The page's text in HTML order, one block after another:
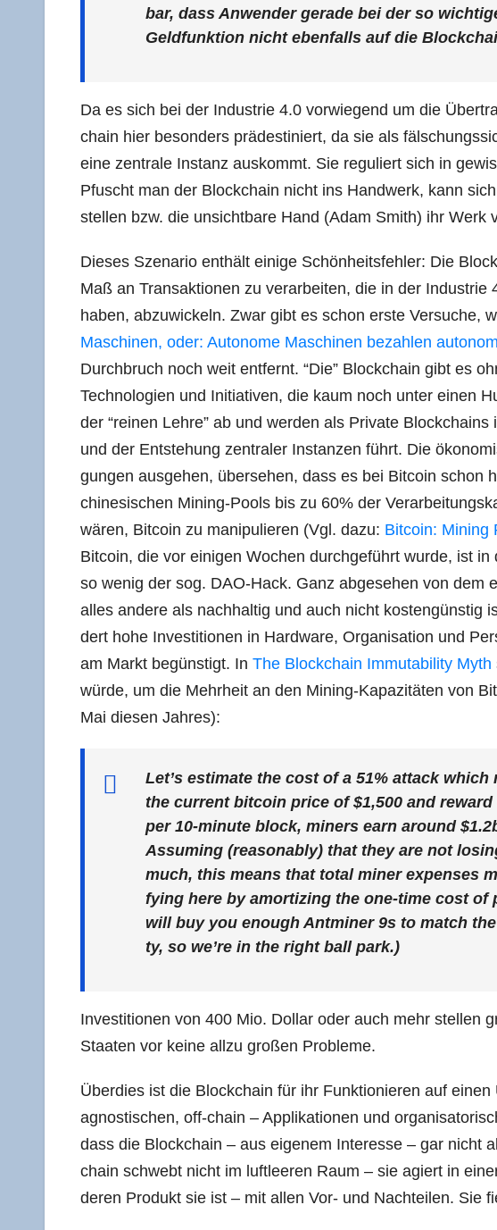
bar, dass Anwen­der gera­de bei der so
Geld­funk­ti­on nicht eben­falls auf die
Da es sich bei der Indus­trie 4.0 vor­wie­gend um die
chain hier beson­ders prä­de­sti­niert, da sie als
eine zen­tra­le Instanz aus­kommt. Sie regu­liert sich in
Pfuscht man der Block­chain nicht ins Hand­werk, kann
stel­len bzw. die unsicht­ba­re Hand (Adam Smith) ihr Werk
Die­ses Sze­na­rio ent­hält eini­ge Schön­heits­feh­ler: Die
Maß an Trans­ak­tio­nen zu ver­ar­bei­ten, die in der
haben, abzu­wi­ckeln. Zwar gibt es schon ers­te Ver­su­che,
Maschi­nen, oder: Auto­no­me Maschi­nen bezah­len
Durch­bruch noch weit ent­fernt. “Die” Block­chain gibt es
Tech­no­lo­gien und Initia­ti­ven, die kaum noch unter einen
der “rei­nen Leh­re” ab und wer­den als Pri­va­te
und der Ent­ste­hung zen­tra­ler Instan­zen führt. Die
gun­gen aus­ge­hen, über­se­hen, dass es bei Bit­co­in schon
chi­ne­si­schen Mining-Pools bis zu 60% der
wären, Bit­co­in zu mani­pu­lie­ren (Vgl. dazu: Bit­co­in: Mining
Bit­co­in, die vor eini­gen Wochen durch­ge­führt wur­de, ist
so wenig der sog. DAO-Hack. Ganz abge­se­hen von dem
alles ande­re als nach­hal­tig und auch nicht
dert hohe Inves­ti­tio­nen in Hard­ware, Orga­ni­sa­ti­on und
am Markt begüns­tigt. In The Block­chain Immu­ta­bi­li­ty Myth
wür­de, um die Mehr­heit an den Mining-Kapa­zi­tä­ten von
Mai die­sen Jahres):
Let’s esti­ma­te the cost of a 51% attack
the cur­rent bit­co­in pri­ce of $1,500 and
per 10-minu­te block, miners earn around
Assum­ing (reason­ab­ly) that they are not
much, this means that total miner expen­ses
fy­ing here by amor­tiz­ing the one-time cost
will buy you enough Ant­mi­ner 9s to match
ty, so we’­re in the right ball park.)
Inves­ti­tio­nen von 400 Mio. Dol­lar oder auch mehr stel­len
Staa­ten vor kei­ne all­zu gro­ßen Probleme.
Über­dies ist die Block­chain für ihr Funk­tio­nie­ren auf
agnos­ti­schen, off-chain – Appli­ka­tio­nen und
dass die Block­chain – aus eige­nem Inter­es­se – gar nicht
chain schwebt nicht im luft­lee­ren Raum – sie agiert in
deren Pro­dukt sie ist – mit allen Vor- und Nach­tei­len. Sie